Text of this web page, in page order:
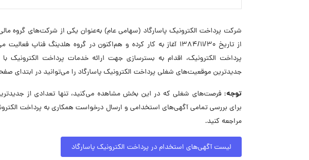
شرکت پرداخت الکترونیک پاسارگاد (سهامی عام) به‌عنوان یکی از شرکت‌های گروه
از تاریخ 1384/11/30 آغاز به کار کرده و هم‌اکنون در گروه هلدینگ
پرداخت الکترونیک، اقدام به بسترسازی جهت ارائه خدمات پرداخت
جدیدترین موقعیت‌های شغلی پرداخت الکترونیک پاسارگاد را می‌توانید در ابتدای
توجه: فرصت‌های شغلی که در این بخش مشاهده می‌کنید، تنها تعدادی از
برای بررسی تمامی آگهی‌های استخدامی و ارسال درخواست همکاری به پرداخت
مراجعه کنید.
لیست آگهی‌های استخدام در پرداخت الکترونیک پاسارگاد